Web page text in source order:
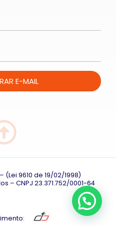
– (Lei 9610 de 19/02/1998)
– CNPJ 23.371.752/0001-64